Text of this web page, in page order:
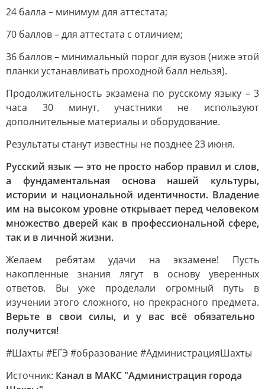
24 балла – минимум для аттестата;
70 баллов – для аттестата с отличием;
36 баллов – минимальный порог для вузов (ниже этой
планки устанавливать проходной балл нельзя).
Продолжительность экзамена по русскому языку – 3
часа 30 минут, участники не используют
дополнительные материалы и оборудование.
Результаты станут известны не позднее 23 июня.
Русский язык — это не просто набор правил и слов,
а фундаментальная основа нашей культуры,
истории и национальной идентичности. Владение
им на высоком уровне открывает перед человеком
множество дверей как в профессиональной сфере,
так и в личной жизни.
Желаем ребятам удачи на экзамене! Пусть
накопленные знания лягут в основу уверенных
ответов. Вы уже проделали огромный путь в
изучении этого сложного, но прекрасного предмета.
Верьте в свои силы, и у вас всё обязательно
получится!
#Шахты #ЕГЭ #образование #АдминистрацияШахты
Источник: Канал в МАКС "Администрация города